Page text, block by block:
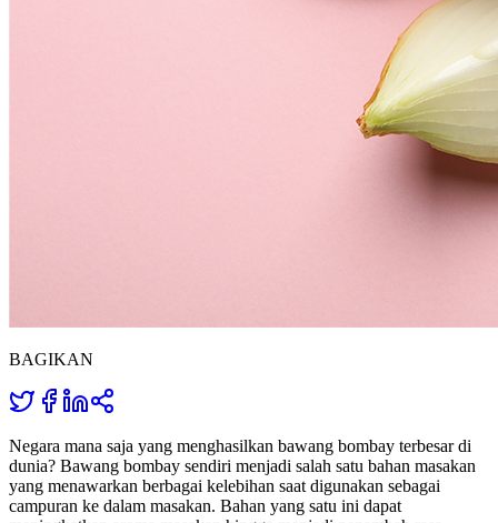
BAGIKAN
Negara mana saja yang menghasilkan bawang bombay terbesar di
dunia? Bawang bombay sendiri menjadi salah satu bahan masakan
yang menawarkan berbagai kelebihan saat digunakan sebagai
campuran ke dalam masakan. Bahan yang satu ini dapat